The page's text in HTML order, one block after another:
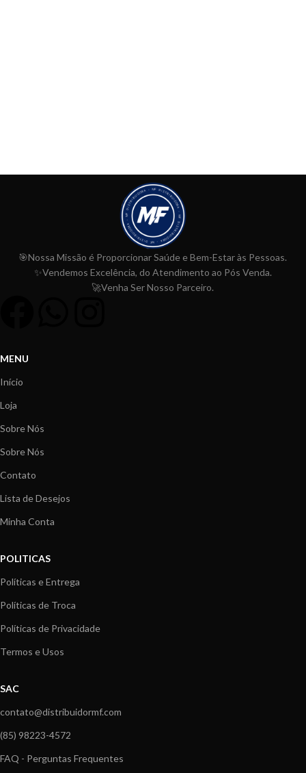
🎯Nossa Missão é ProporcionarSaúde e Bem-Estar às Pessoas.
✨Vendemos Excelência, do Atendimento ao Pós Venda.
🚀Venha Ser Nosso Parceiro.
MENU
Início
Loja
Sobre Nós
Sobre Nós
Contato
Lista de Desejos
Minha Conta
POLITICAS
Políticas e Entrega
Políticas de Troca
Políticas de Privacidade
Termos e Usos
SAC
contato@distribuidormf.com
(85) 98223-4572
FAQ - Perguntas Frequentes